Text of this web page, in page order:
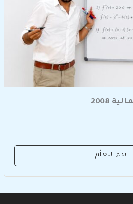
2008
بدء التعلّم